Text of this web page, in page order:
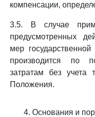
компенсации,
3.5. В случае
предусмотренных
мер
производится по
затратам без учета
Положения.
4. Основания и